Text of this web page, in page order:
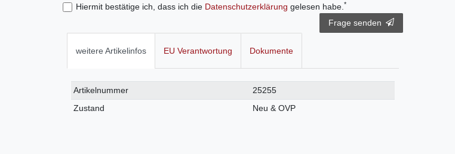
Hiermit bestätige ich, dass ich die Daten­schutz­erklärung gelesen habe.*
Frage senden
weitere Artikelinfos EU Verantwortung Dokumente
Technisches
Merkmal
Wert
Artikelnummer
25255
Zustand
Neu & OVP